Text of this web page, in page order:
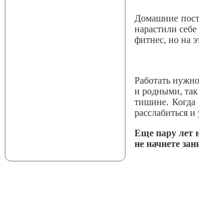
Домашние
нарастили
фитнес, но на
Работать
и родными, так
тишине. Когда
расслабиться
Еще пару лет
не начнете